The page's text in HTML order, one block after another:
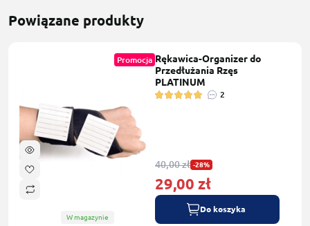
Powiązane produkty
Promocja
W magazynie
Rękawica-Organizer do
Przedłużania Rzęs
PLATINUM
2
40,00 zł -28%
29,00 zł
Do koszyka